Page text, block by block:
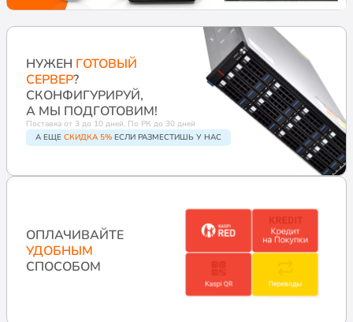
НУЖЕН ГОТОВЫЙ
СЕРВЕР?
СКОНФИГУРИРУЙ,
А МЫ ПОДГОТОВИМ!
Поставка от 3 до 10 дней. По РК до 30 дней
А ЕЩЕ СКИДКА 5% ЕСЛИ РАЗМЕСТИШЬ У НАС
ОПЛАЧИВАЙТЕ
УДОБНЫМ
СПОСОБОМ